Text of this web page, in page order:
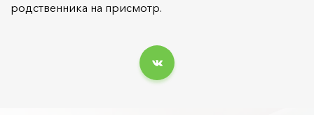
родственника на присмотр.